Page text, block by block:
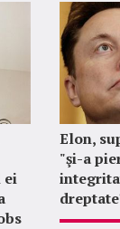
ei
Elon,
"şi-a